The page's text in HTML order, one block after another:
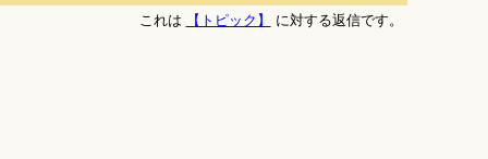
これは
【トピック】 に対する返信です。